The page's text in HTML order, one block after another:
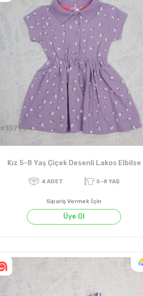
4ADET 11-15 Yaş
#10791
Kız 5-8 Yaş Çiçek Desenli Lakos Elbilse
Sipariş Vermek İçin
Üye Ol